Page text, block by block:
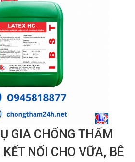
GIA CHỐNG THẤM
NỐI CHO VỮA, BÊ